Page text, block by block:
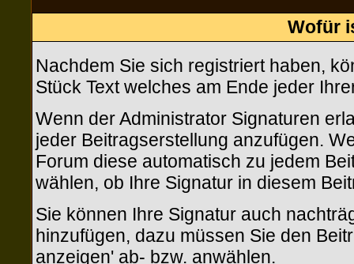
Wofür
Nachdem Sie sich registriert haben,
Stück Text welches am Ende jeder
Wenn der Administrator Signaturen
jeder Beitragserstellung anzufügen.
Forum diese automatisch zu jedem
wählen, ob Ihre Signatur in diesem
Sie können Ihre Signatur auch
hinzufügen, dazu müssen Sie den
anzeigen' ab- bzw. anwählen.